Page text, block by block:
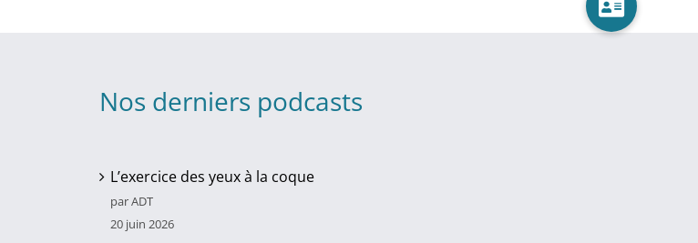
Nos derniers podcasts
L’exercice des yeux à la coque
par ADT
20 juin 2026